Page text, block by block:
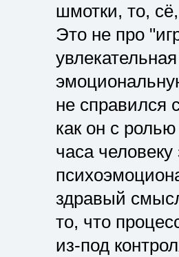
шмотки, то,
Это не про
не справился
как он с
часа
здравый
то, что
из-под